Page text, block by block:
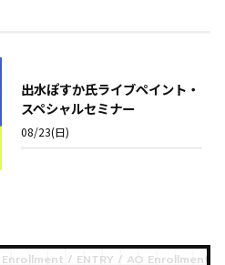
出水ぽすか氏ライブペイント・
スペシャルセミナー
08/23(日)